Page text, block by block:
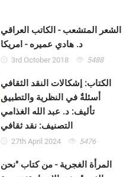
الشعر المتشعب - الكاتب العراقي
د. هادي عميره - امريكا
3rd October 2018 5488
الكتاب: إشكالات النقد الثقافي
أسئلةٌ في النظرية والتطبيق
تأليف: د. عبد الله الغذامي
التصنيف: نقد ثقافي
27th April 2024 5476
المرأة الغجرية - من كتاب "نحن